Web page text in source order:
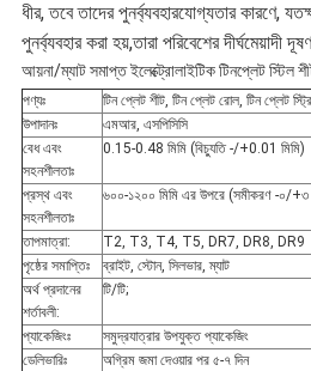
ধীর, তবে তাদের পুনর্ব্যবহারযোগ্যতার কারণে,
পুনর্ব্যবহার করা হয়,তারা পরিবেশের দীর্ঘমেয়াদী
আয়না/ম্যাট সমাপ্ত ইলেক্ট্রোলাইটিক টিনপ্লেট স্টিল
পণ্যঃ
টিন প্লেট শীট, টিন প্লেট রোল, টিন প্লেট
উপাদানঃ
এমআর, এসপিসিসি
বেধ এবং
সহনশীলতাঃ
0.15-0.48 মিমি (বিচ্যুতি -/+0.01 মিমি)
প্রস্থ এবং
সহনশীলতাঃ
৬০০-১২০০ মিমি এর উপরে (সমীকরণ -০/+৩
তাপমাত্রা:
T2, T3, T4, T5, DR7, DR8, DR9
পৃষ্ঠের সমাপ্তিঃ
ব্রাইট, স্টোন, সিলভার, ম্যাট
অর্থ প্রদানের
শর্তাবলী:
টি/টি;
প্যাকেজিংঃ
সমুদ্রযাত্রার উপযুক্ত প্যাকেজিং
ডেলিভারিঃ
অগ্রিম জমা দেওয়ার পর ৫-৭ দিন